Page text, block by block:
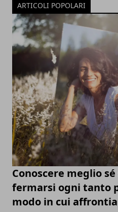
ARTICOLI POPOLARI
Conoscere meglio
fermarsi ogni tanto
modo in cui